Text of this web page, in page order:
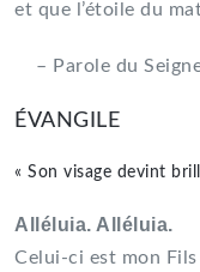
et que l’étoile du
– Parole du
ÉVANGILE
« Son visage devint
Alléluia. Alléluia.
Celui-ci est mon